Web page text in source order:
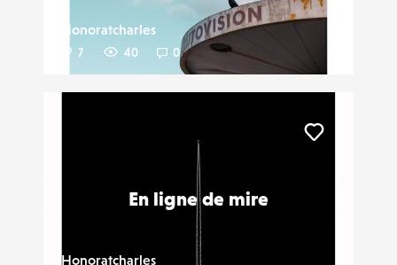
Honoratcharles
7 40 0
En ligne de mire
Honoratcharles